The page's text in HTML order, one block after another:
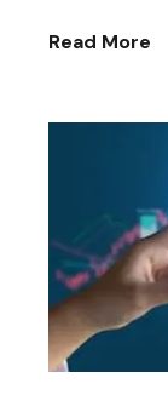
Read More